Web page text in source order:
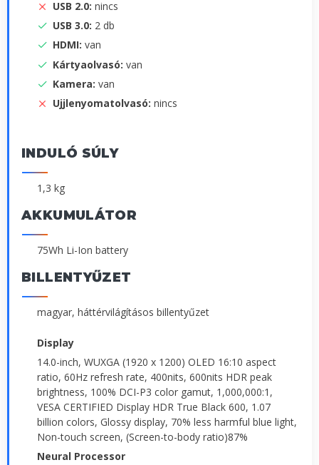
USB 2.0: nincs
USB 3.0: 2 db
HDMI: van
Kártyaolvasó: van
Kamera: van
Ujjlenyomatolvasó: nincs
INDULÓ SÚLY
1,3 kg
AKKUMULÁTOR
75Wh Li-Ion battery
BILLENTYŰZET
magyar, háttérvilágításos billentyűzet
Display
14.0-inch, WUXGA (1920 x 1200) OLED 16:10 aspect
ratio, 60Hz refresh rate, 400nits, 600nits HDR peak
brightness, 100% DCI-P3 color gamut, 1,000,000:1,
VESA CERTIFIED Display HDR True Black 600, 1.07
billion colors, Glossy display, 70% less harmful blue light,
Non-touch screen, (Screen-to-body ratio)87%
Neural Processor